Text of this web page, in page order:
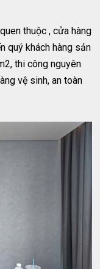
thuộc , cửa hàng
quý khách hàng sản
thi công nguyên
vệ sinh, an toàn